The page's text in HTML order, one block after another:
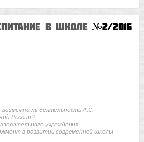
в школе №2/2016
возможна ли деятельность А.С.
России?
учреждения
в развитии современной школы